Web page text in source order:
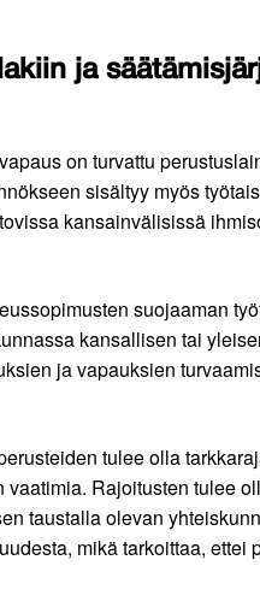
ja
on turvattu
sisältyy myös
kansainvälisissä
suojaaman
kansallisen tai
ja vapauksien
tulee olla
Rajoitusten tulee
taustalla olevan
mikä tarkoittaa, ettei